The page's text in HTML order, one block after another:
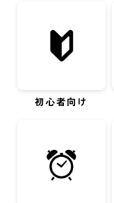
初心者向け